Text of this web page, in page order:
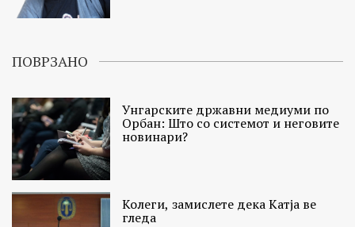
ПОВРЗАНО
Унгарските државни медиуми по
Орбан: Што со системот и неговите
новинари?
Колеги, замислете дека Катја ве
гледа